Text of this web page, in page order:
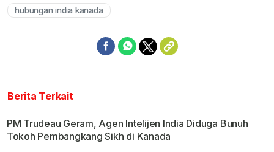
hubungan india kanada
Berita Terkait
PM Trudeau Geram, Agen Intelijen India Diduga Bunuh
Tokoh Pembangkang Sikh di Kanada